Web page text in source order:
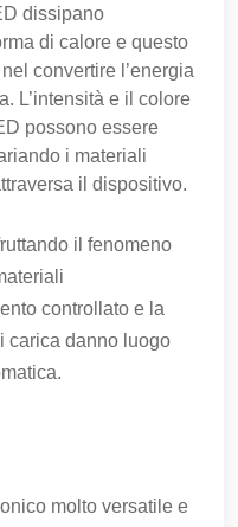
dissipano
di calore e questo
convertire l’energia
L’intensità e il colore
possono essere
i materiali
il dispositivo.
il fenomeno
controllato e la
carica danno luogo
molto versatile e